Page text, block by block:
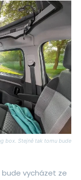
box. Stejně tak tomu bude
bude vycházet ze